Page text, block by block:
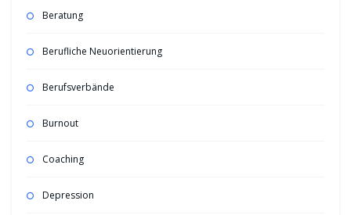
Beratung
Berufliche Neuorientierung
Berufsverbände
Burnout
Coaching
Depression